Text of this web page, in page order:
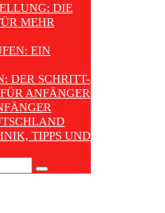
DIE R
MEHR E
EIN
DER SCHRITT-
ANFÄNGER
TIPPS UND TRENDS